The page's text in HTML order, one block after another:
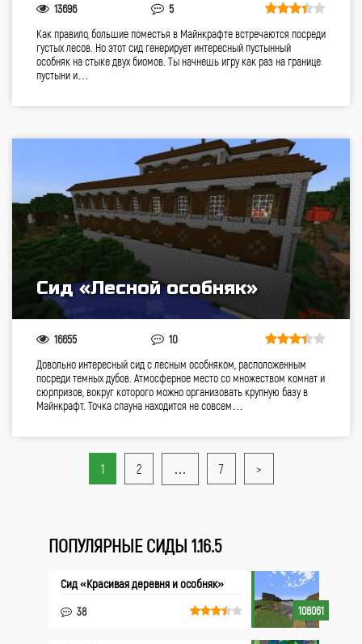
13696 5
Как правило, большие поместья в Майнкрафте встречаются посреди
густых лесов. Но этот сид генерирует интересный пустынный
особняк на стыке двух биомов. Ты начнешь игру как раз на границе
пустыни и…
Сид «Лесной особняк»
16655 10
Довольно интересный cид с лесным особняком, расположенным
посреди темных дубов. Атмосферное место со множеством комнат и
сюрпризов, вокруг которого можно организовать крупную базу в
Майнкрафт. Точка спауна находится не совсем…
1 2 … 7 >
ПОПУЛЯРНЫЕ СИДЫ 1.16.5
108061
Сид «Красивая деревня и особняк»
38